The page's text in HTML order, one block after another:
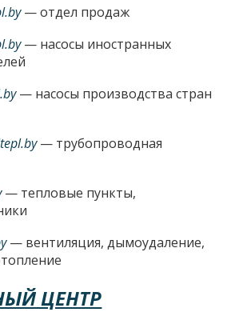
— отдел продаж
— насосы иностранных
— насосы производства стран
— трубопроводная
— тепловые пункты,
— вентиляция, дымоудаление,
ЦЕНТР